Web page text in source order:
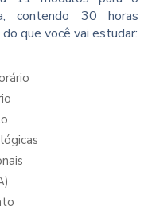
contendo 30 horas
do que você vai estudar: